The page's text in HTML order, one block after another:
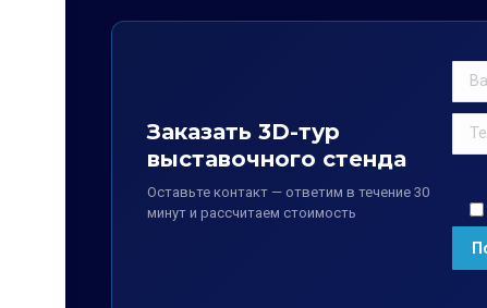
Заказать 3D-тур
выставочного стенда
Оставьте контакт — ответим в течение 30
минут и рассчитаем стоимость